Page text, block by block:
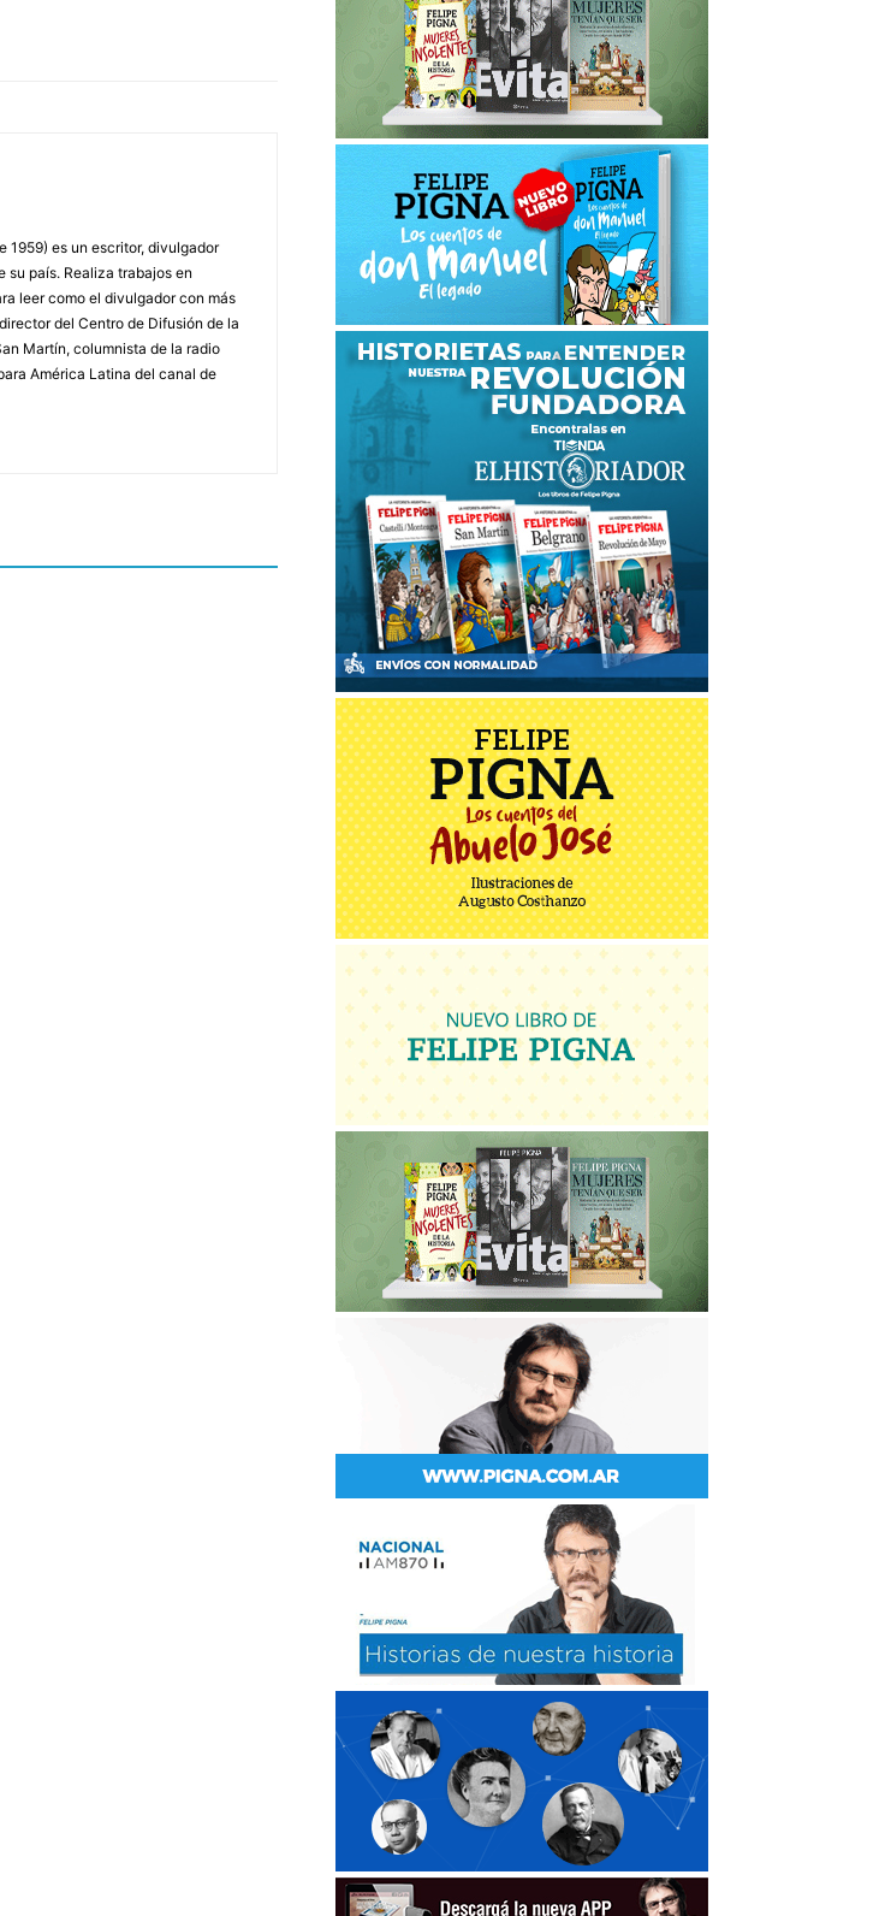
1959) es un escritor, divulgador
su país. Realiza trabajos en
leer como el divulgador con más
del Centro de Difusión de la
Martín, columnista de la radio
América Latina del canal de